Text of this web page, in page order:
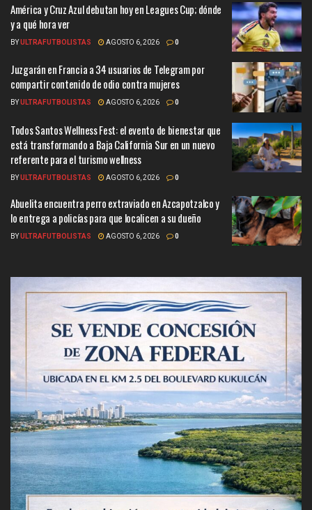
América y Cruz Azul debutan hoy en Leagues Cup; dónde
y a qué hora ver
BYULTRAFUTBOLISTAS AGOSTO 6, 2026 0
Juzgarán en Francia a 34 usuarios de Telegram por
compartir contenido de odio contra mujeres
BYULTRAFUTBOLISTAS AGOSTO 6, 2026 0
Todos Santos Wellness Fest: el evento de bienestar que
está transformando a Baja California Sur en un nuevo
referente para el turismo wellness
BYULTRAFUTBOLISTAS AGOSTO 6, 2026 0
Abuelita encuentra perro extraviado en Azcapotzalco y
lo entrega a policías para que localicen a su dueño
BYULTRAFUTBOLISTAS AGOSTO 6, 2026 0